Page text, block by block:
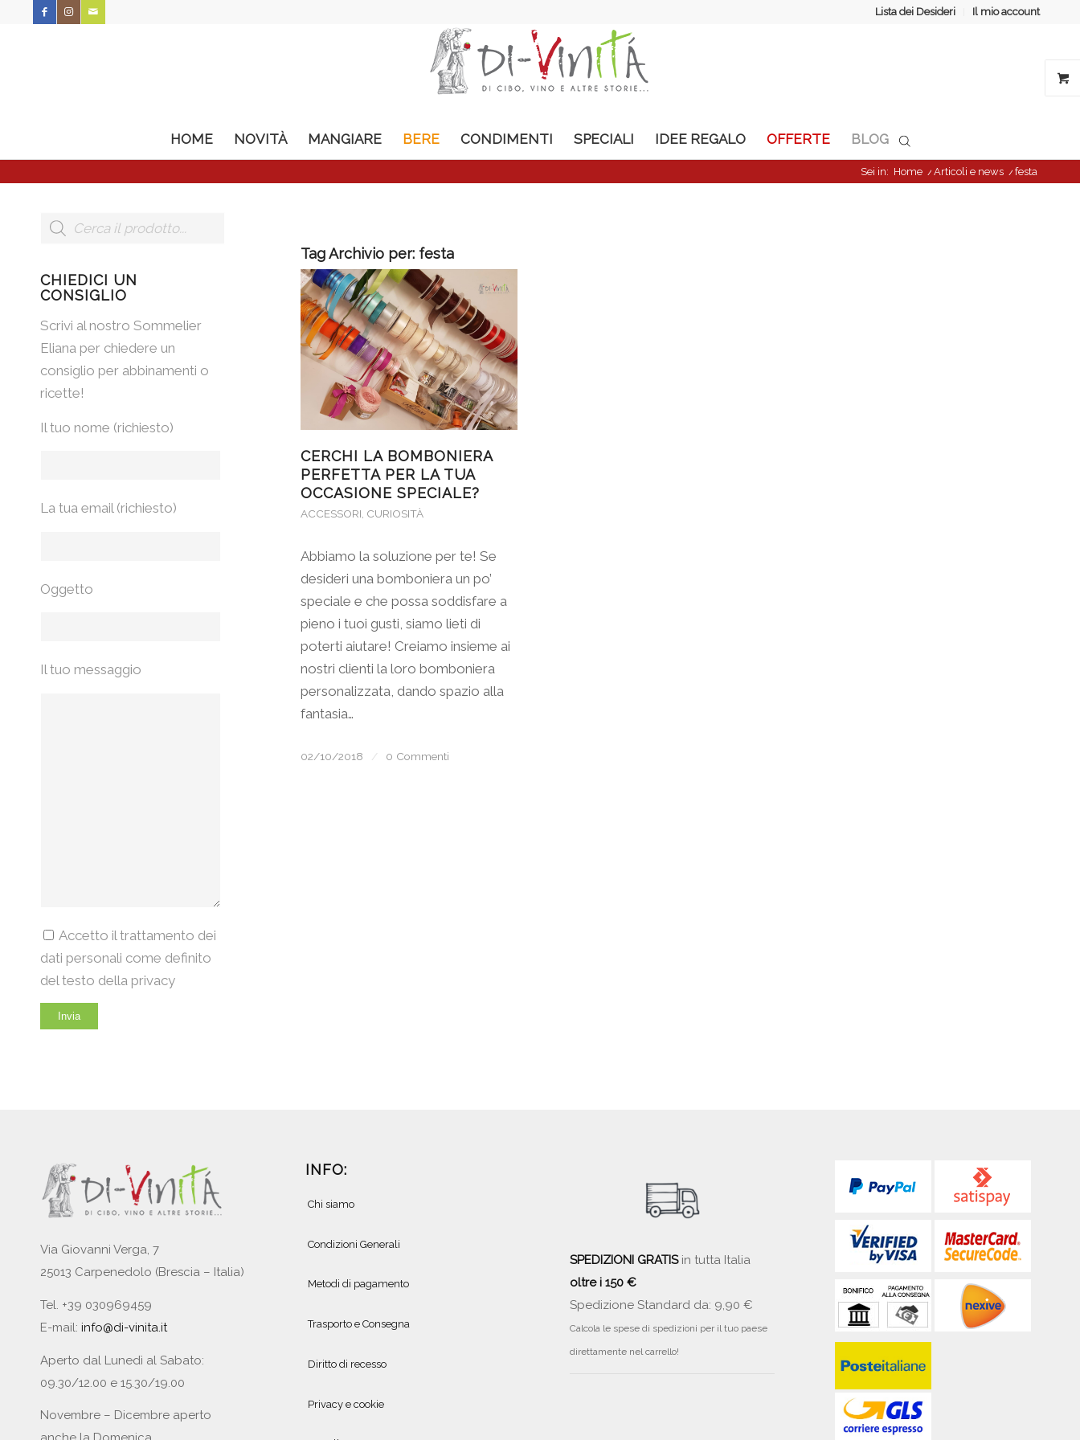
Lista dei Desideri Il mio account
HOME NOVITÀ MANGIARE BERE CONDIMENTI SPECIALI IDEE REGALO OFFERTE BLOG
Sei in: Home / Articoli e news / festa
Tag Archivio per: festa
CERCHI LA BOMBONIERA
PERFETTA PER LA TUA
OCCASIONE SPECIALE?
ACCESSORI CURIOSITÀ
Abbiamo la soluzione per te! Se
desideri una bomboniera un po’
speciale e che possa soddisfare a
pieno i tuoi gusti, siamo lieti di
poterti aiutare! Creiamo insieme ai
nostri clienti la loro bomboniera
personalizzata, dando spazio alla
fantasia…
02/10/2018 / 0 Commenti
CHIEDICI UN
CONSIGLIO
Scrivi al nostro Sommelier
Eliana per chiedere un
consiglio per abbinamenti o
ricette!
Il tuo nome (richiesto)
La tua email (richiesto)
Oggetto
Il tuo messaggio
Accetto il trattamento dei
dati personali come definito
del testo della privacy
Via Giovanni Verga, 7
25013 Carpenedolo (Brescia – Italia)
Tel. +39 030969459
E-mail: info@di-vinita.it
Aperto dal Lunedì al Sabato:
09.30/12.00 e 15.30/19.00
Novembre – Dicembre aperto
INFO:
Chi siamo
Condizioni Generali
Metodi di pagamento
Trasporto e Consegna
Diritto di recesso
Privacy e cookie
SPEDIZIONI GRATISin tutta Italia
oltre i 150 €
Spedizione Standard da: 9,90 €
Calcola le spese di spedizioni per il tuo paese
direttamente nel carrello!